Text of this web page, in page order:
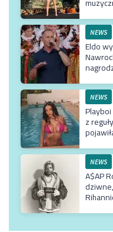
NEWS
Eldo
NEWS
z
NEWS
A$AP